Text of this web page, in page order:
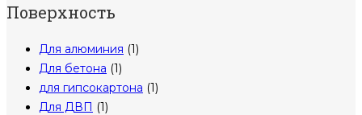
Поверхность
Для алюминия (1)
Для бетона (1)
для гипсокартона (1)
Для ДВП (1)